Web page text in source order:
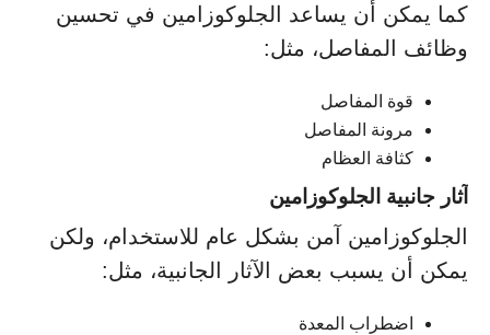
كما يمكن أن يساعد الجلوكوزامين في تحسين
وظائف المفاصل، مثل:
قوة المفاصل
مرونة المفاصل
كثافة العظام
آثار جانبية الجلوكوزامين
الجلوكوزامين آمن بشكل عام للاستخدام، ولكن
يمكن أن يسبب بعض الآثار الجانبية، مثل:
اضطراب المعدة